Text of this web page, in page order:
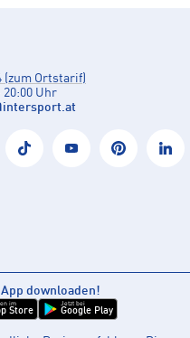
(zum Ortstarif)
20:00 Uhr
intersport.at
downloaden!
im
Store
Jetzt bei
Google Play